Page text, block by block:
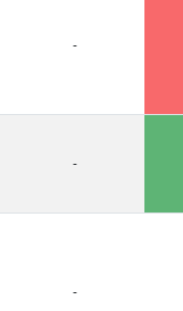
-
-
-